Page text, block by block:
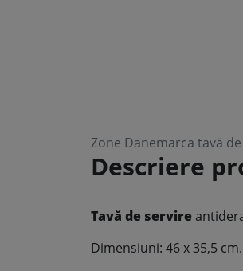
Zone Danemarca tavă
Descriere
Tavă de servire
Dimensiuni: 46 x 35,5 cm.